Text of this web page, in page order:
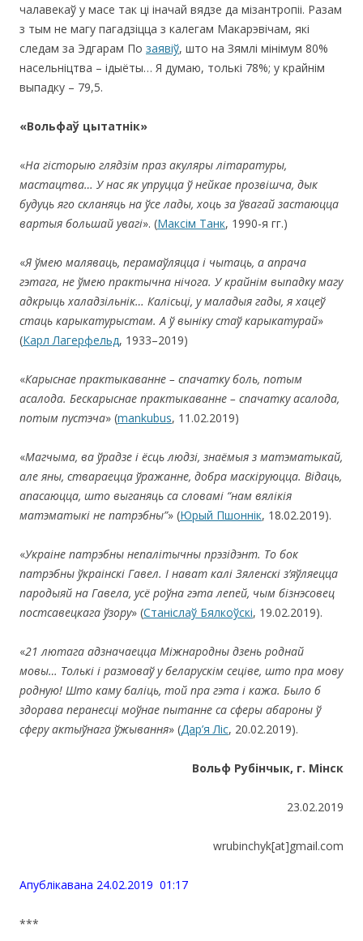
чалавекаў у масе так ці іначай вядзе да мізантропіі. Разам
з тым не магу пагадзіцца з калегам Макарэвічам, які
следам за Эдгарам По заявіў, што на Зямлі мінімум 80%
насельніцтва – ідыёты… Я думаю, толькі 78%; у крайнім
выпадку – 79,5.
«Вольфаў цытатнік»
«На гісторыю глядзім праз акуляры літаратуры,
мастацтва… У нас як упруцца ў нейкае прозвішча, дык
будуць яго скланяць на ўсе лады, хоць за ўвагай застаюцца
вартыя большай увагі». (Максім Танк, 1990-я гг.)
«Я ўмею маляваць, перамаўляцца і чытаць, а апрача
гэтага, не ўмею практычна нічога. У крайнім выпадку магу
адкрыць халадзільнік… Калісьці, у маладыя гады, я хацеў
стаць карыкатурыстам. А ў выніку стаў карыкатурай»
(Карл Лагерфельд, 1933–2019)
«Карыснае практыкаванне – спачатку боль, потым
асалода. Бескарыснае практыкаванне – спачатку асалода,
потым пустэча» (mankubus, 11.02.2019)
«Магчыма, ва ўрадзе і ёсць людзі, знаёмыя з матэматыкай,
але яны, ствараецца ўражанне, добра маскіруюцца. Відаць,
апасаюцца, што выганяць са словамі “нам вялікія
матэматыкі не патрэбны”» (Юрый Пшоннік, 18.02.2019).
«Украіне патрэбны непалітычны прэзідэнт. То бок
патрэбны ўкраінскі Гавел. І нават калі Зяленскі з’яўляецца
пародыяй на Гавела, усё роўна гэта лепей, чым бізнэсовец
постсавецкага ўзору» (Станіслаў Бялкоўскі, 19.02.2019).
«21 лютага адзначаецца Міжнародны дзень роднай
мовы… Толькі і размоваў у беларускім сеціве, што пра мову
родную! Што каму баліць, той пра гэта і кажа. Было б
здорава перанесці моўнае пытанне са сферы абароны ў
сферу актыўнага ўжывання» (Дар’я Ліс, 20.02.2019).
Вольф Рубінчык, г. Мінск
23.02.2019
wrubinchyk[at]gmail.com
Апублiкавана 24.02.2019 01:17
***